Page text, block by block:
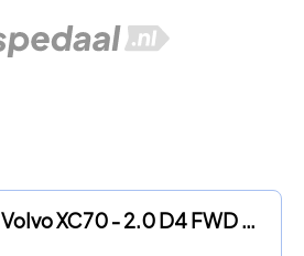
Volvo XC70 - 2.0 D4 FWD Summum 12 mnd BOVAG en onderhoudshistory aanwezig